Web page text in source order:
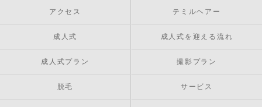
アクセス テミルヘアー
成人式 成人式を迎える流れ
成人式プラン 撮影プラン
脱毛 サービス